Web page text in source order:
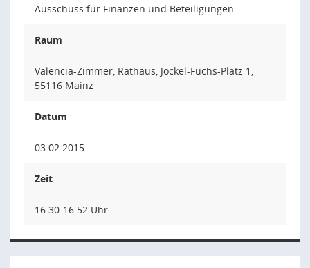
Ausschuss für Finanzen und Beteiligungen
Raum
Valencia-Zimmer, Rathaus, Jockel-Fuchs-Platz 1,
55116 Mainz
Datum
03.02.2015
Zeit
16:30-16:52 Uhr